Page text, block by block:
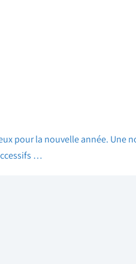
pour la nouvelle année.
…